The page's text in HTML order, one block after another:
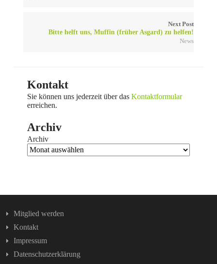
Next Post
Bitte helft uns, Muffin (früher Asgard) zu helfen!
News
Kontakt
Sie können uns jederzeit über das Kontaktformular
erreichen.
Archiv
Archiv
Mitglied werden
Kontakt
Impressum
Datenschutzerklärung